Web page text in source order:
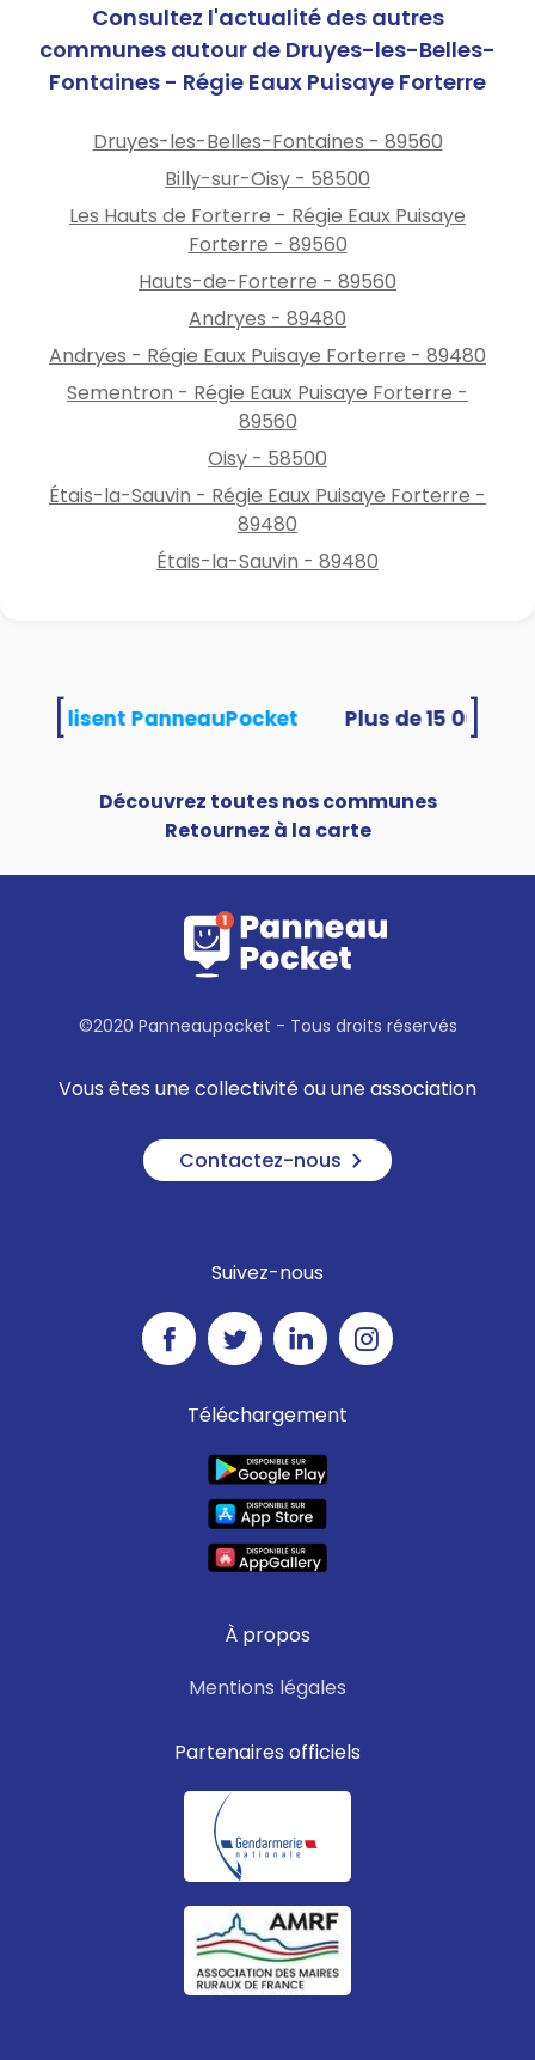
Consultez l'actualité des autres
communes autour de Druyes-les-Belles-
Fontaines - Régie Eaux Puisaye Forterre
Druyes-les-Belles-Fontaines - 89560
Billy-sur-Oisy - 58500
Les Hauts de Forterre - Régie Eaux Puisaye
Forterre - 89560
Hauts-de-Forterre - 89560
Andryes - 89480
Andryes - Régie Eaux Puisaye Forterre - 89480
Sementron - Régie Eaux Puisaye Forterre -
89560
Oisy - 58500
Étais-la-Sauvin - Régie Eaux Puisaye Forterre -
89480
Étais-la-Sauvin - 89480
utilisent PanneauPocket
Découvrez toutes nos communes
Retournez à la carte
©2020 Panneaupocket - Tous droits réservés
Vous êtes une collectivité ou une association
Contactez-nous
Suivez-nous
Téléchargement
À propos
Mentions légales
Partenaires officiels